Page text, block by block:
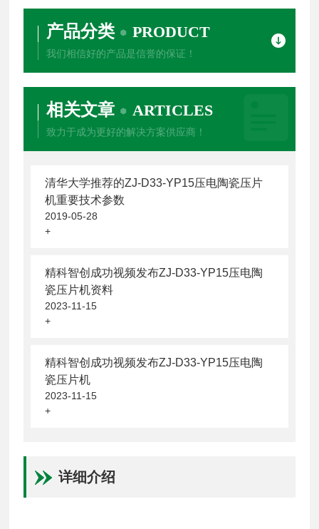
产品分类 PRODUCT
我们相信好的产品是信誉的保证！
相关文章 ARTICLES
致力于成为更好的解决方案供应商！
清华大学推荐的ZJ-D33-YP15压电陶瓷压片
机重要技术参数
2019-05-28
+
精科智创成功视频发布ZJ-D33-YP15压电陶
瓷压片机资料
2023-11-15
+
精科智创成功视频发布ZJ-D33-YP15压电陶
瓷压片机
2023-11-15
+
详细介绍